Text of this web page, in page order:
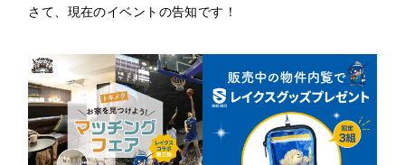
さて、現在のイベントの告知です！